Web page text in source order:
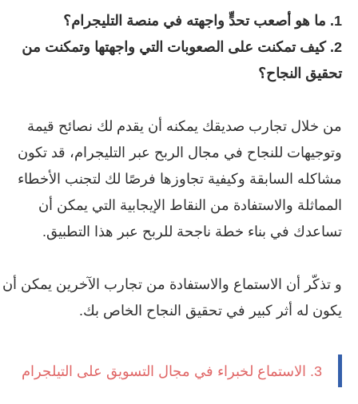
1. ما هو أصعب تحدٍّ واجهته في منصة التليجرام؟
2. كيف تمكنت على الصعوبات التي واجهتها وتمكنت من
تحقيق النجاح؟
من خلال تجارب صديقك يمكنه أن يقدم لك نصائح قيمة
وتوجيهات للنجاح في مجال الربح عبر التليجرام، قد تكون
مشاكله السابقة وكيفية تجاوزها فرصًا لك لتجنب الأخطاء
المماثلة والاستفادة من النقاط الإيجابية التي يمكن أن
تساعدك في بناء خطة ناجحة للربح عبر هذا التطبيق.
و تذكّر أن الاستماع والاستفادة من تجارب الآخرين يمكن أن
يكون له أثر كبير في تحقيق النجاح الخاص بك.
3. الاستماع لخبراء في مجال التسويق على التيلجرام